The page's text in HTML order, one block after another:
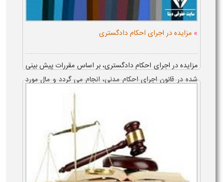
» مزایده در اجرای احکام دادگستری
مزایده در اجرای احکام دادگستری، بر اساس مقررات پیش بینی
شده در قانون اجرای احکام مدنی، انجام می گردد و مال مورد
مزایده، به فردی که بالاترین پیشنهاد قیمت را داده باشد و ظرف